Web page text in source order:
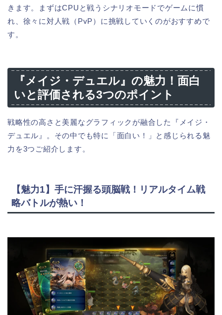
きます。まずはCPUと戦うシナリオモードでゲームに慣
れ、徐々に対人戦（PvP）に挑戦していくのがおすすめで
す。
『メイジ・デュエル』の魅力！面白
いと評価される3つのポイント
戦略性の高さと美麗なグラフィックが融合した『メイジ・
デュエル』。その中でも特に「面白い！」と感じられる魅
力を3つご紹介します。
【魅力1】手に汗握る頭脳戦！リアルタイム戦
略バトルが熱い！